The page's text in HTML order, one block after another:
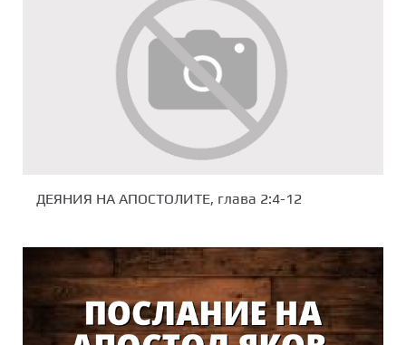
ДЕЯНИЯ НА АПОСТОЛИТЕ, глава 2:4-12